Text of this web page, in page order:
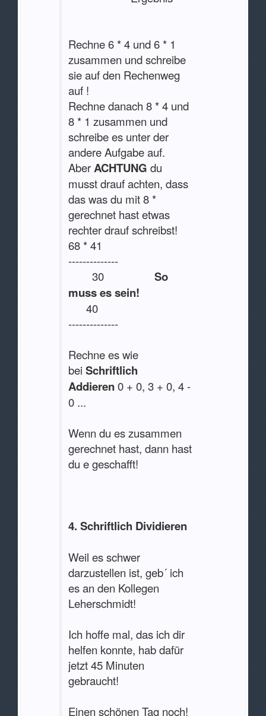
Rechne 6 * 4 und 6 * 1
zusammen und schreibe
sie auf den Rechenweg
auf !
Rechne danach 8 * 4 und
8 * 1 zusammen und
schreibe es unter der
andere Aufgabe auf.
AberACHTUNG du
musst drauf achten, dass
das was du mit 8 *
gerechnet hast etwas
rechter drauf schreibst!
68 * 41
--------------
30 So
muss es sein!
40
--------------
Rechne es wie
bei Schriftlich
Addieren0 + 0, 3 + 0, 4 -
0 ...
Wenn du es zusammen
gerechnet hast, dann hast
du e geschafft!
4. Schriftlich Dividieren
Weil es schwer
darzustellen ist, geb´ ich
es an den Kollegen
Leherschmidt!
Ich hoffe mal, das ich dir
helfen konnte, hab dafür
jetzt 45 Minuten
gebraucht!
Einen schönen Tag noch!